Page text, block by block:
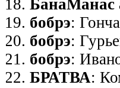
БанаМанас
бобрэ:
бобрэ:
бобрэ:
БРАТВА: